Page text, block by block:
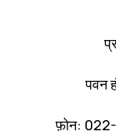
पवन
फ़ोन: